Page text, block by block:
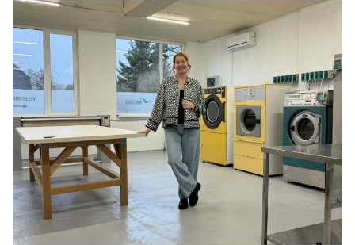
Sports
Kultūra
Bizness
Video
Vieta